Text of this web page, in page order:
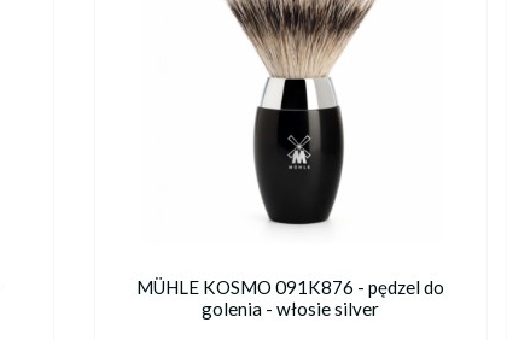
MÜHLE KOSMO 091K876 - pędzel do
golenia - włosie silver